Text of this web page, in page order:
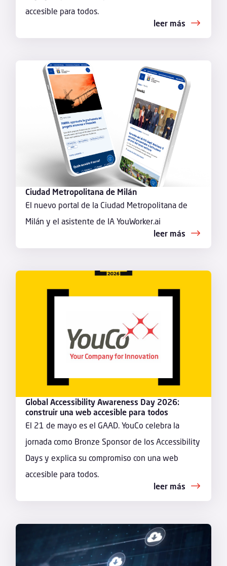
accesible para todos.
leer más
Ciudad Metropolitana de Milán
El nuevo portal de la Ciudad Metropolitana de
Milán y el asistente de IA YouWorker.ai
leer más
Global Accessibility Awareness Day 2026:
construir una web accesible para todos
El 21 de mayo es el GAAD. YouCo celebra la
jornada como Bronze Sponsor de los Accessibility
Days y explica su compromiso con una web
accesible para todos.
leer más